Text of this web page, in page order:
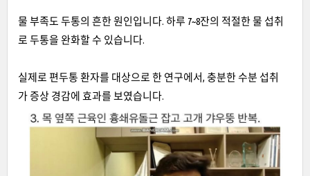
물 부족도 두통의 흔한 원인입니다. 하루 7~8잔의 적절한 물 섭취
로 두통을 완화할 수 있습니다.
실제로 편두통 환자를 대상으로 한 연구에서, 충분한 수분 섭취
가 증상 경감에 효과를 보였습니다.